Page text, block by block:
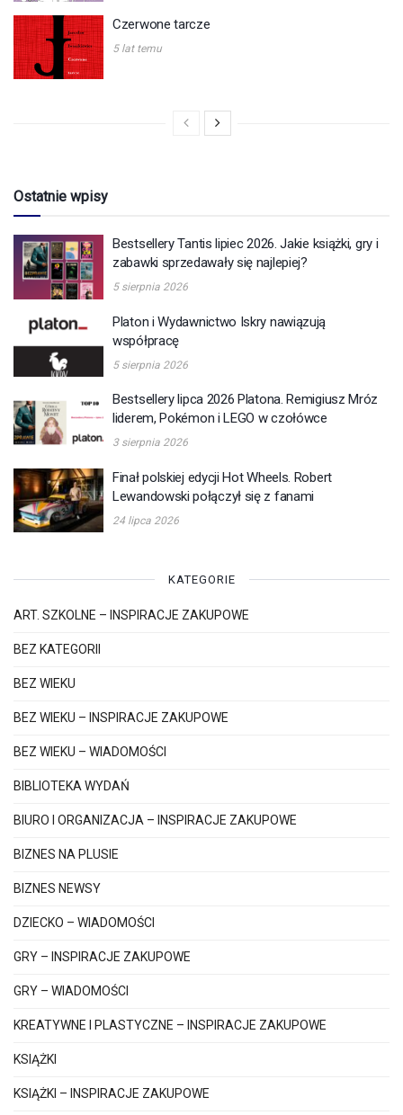
Czerwone tarcze
5 lat temu
Ostatnie wpisy
Bestsellery Tantis lipiec 2026. Jakie książki, gry i
zabawki sprzedawały się najlepiej?
5 sierpnia 2026
Platon i Wydawnictwo Iskry nawiązują
współpracę
5 sierpnia 2026
Bestsellery lipca 2026 Platona. Remigiusz Mróz
liderem, Pokémon i LEGO w czołówce
3 sierpnia 2026
Finał polskiej edycji Hot Wheels. Robert
Lewandowski połączył się z fanami
24 lipca 2026
KATEGORIE
ART. SZKOLNE – INSPIRACJE ZAKUPOWE
BEZ KATEGORII
BEZ WIEKU
BEZ WIEKU – INSPIRACJE ZAKUPOWE
BEZ WIEKU – WIADOMOŚCI
BIBLIOTEKA WYDAŃ
BIURO I ORGANIZACJA – INSPIRACJE ZAKUPOWE
BIZNES NA PLUSIE
BIZNES NEWSY
DZIECKO – WIADOMOŚCI
GRY – INSPIRACJE ZAKUPOWE
GRY – WIADOMOŚCI
KREATYWNE I PLASTYCZNE – INSPIRACJE ZAKUPOWE
KSIĄŻKI
KSIĄŻKI – INSPIRACJE ZAKUPOWE